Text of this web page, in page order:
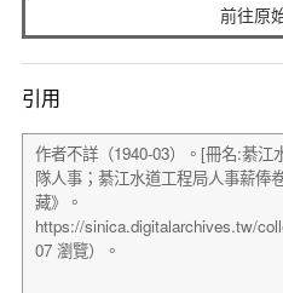
前往原
引用